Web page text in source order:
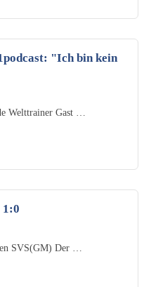
"Ich bin kein
Welttrainer Gast …
1:0
SVS(GM) Der …